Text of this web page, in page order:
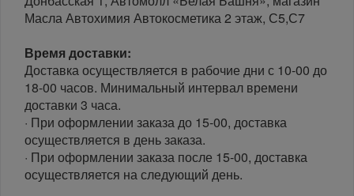
Масла Автохимия Автокосметика 2 этаж, С5,С7
Время доставки:
Доставка осуществляется в рабочие дни с 10-00 до
18-00 часов. Минимальный интервал времени
доставки 3 часа.
· При оформлении заказа до 15-00, доставка
осуществляется в день заказа.
· При оформлении заказа после 15-00, доставка
осуществляется на следующий день.